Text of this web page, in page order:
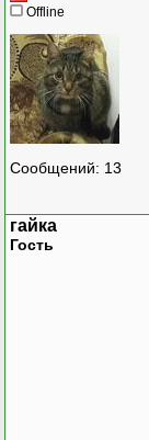
Offline
Сообщений: 13
гайка
Гость